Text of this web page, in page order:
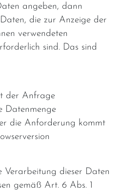
angeben, dann
die zur Anzeige der
verwendeten
sind. Das sind
der Anfrage
Datenmenge
die Anforderung kommt
Verarbeitung dieser Daten
gemäß Art. 6 Abs. 1